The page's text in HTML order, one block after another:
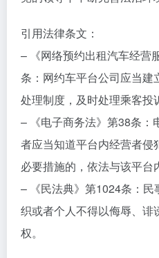
引用法律条文：
– 《网络预约出租汽车经营
条：网约车平台公司应当
处理制度，及时处理乘客投
– 《电子商务法》第38条：
者应当知道平台内经营者侵
必要措施的，依法与该平台
– 《民法典》第1024条：
织或者个人不得以侮辱、诽
权。